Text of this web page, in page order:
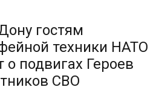
гостям
техники НАТО
подвигах Героев
СВО